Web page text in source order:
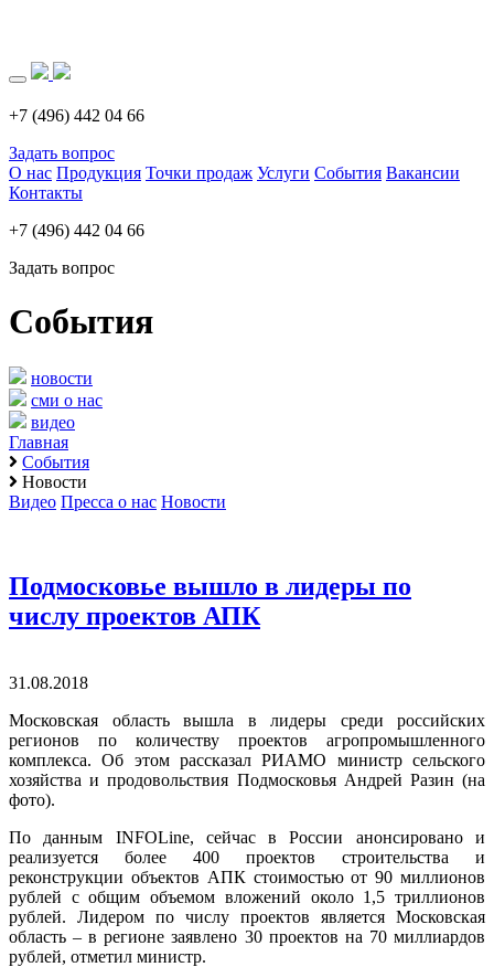
+7 (496) 442 04 66
Задать вопрос
О нас Продукция Точки продаж Услуги События Вакансии
Контакты
+7 (496) 442 04 66
Задать вопрос
События
новости
сми о нас
видео
Главная
События
Новости
Видео Пресса о нас Новости
Подмосковье вышло в лидеры по
числу проектов АПК
31.08.2018
Московская область вышла в лидеры среди российских
регионов по количеству проектов агропромышленного
комплекса. Об этом рассказал РИАМО министр сельского
хозяйства и продовольствия Подмосковья Андрей Разин (на
фото).
По данным INFOLine, сейчас в России анонсировано и
реализуется более 400 проектов строительства и
реконструкции объектов АПК стоимостью от 90 миллионов
рублей с общим объемом вложений около 1,5 триллионов
рублей. Лидером по числу проектов является Московская
область – в регионе заявлено 30 проектов на 70 миллиардов
рублей, отметил министр.